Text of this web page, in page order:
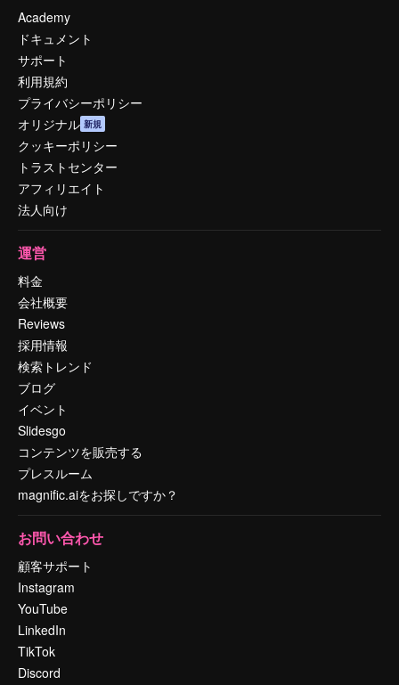
Academy
ドキュメント
サポート
利用規約
プライバシーポリシー
オリジナル 新規
クッキーポリシー
トラストセンター
アフィリエイト
法人向け
運営
料金
会社概要
Reviews
採用情報
検索トレンド
ブログ
イベント
Slidesgo
コンテンツを販売する
プレスルーム
magnific.aiをお探しですか？
お問い合わせ
顧客サポート
Instagram
YouTube
LinkedIn
TikTok
Discord